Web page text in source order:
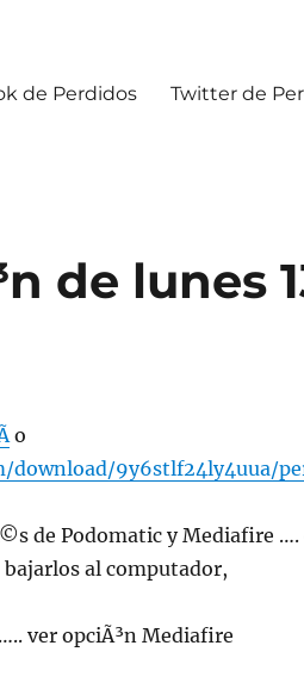
de Perdidos Twitter de
de lunes
o
9y6stlf24ly4uua/
de Podomatic y Mediafire
bajarlos al computador,
ver opciÃ³n Mediafire